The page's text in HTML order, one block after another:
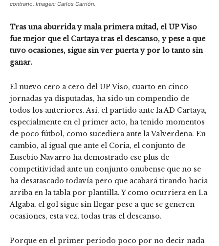
contrario. Imagen: Carlos Carrión.
Tras una aburrida y mala primera mitad, el UP Viso
fue mejor que el Cartaya tras el descanso, y pese a que
tuvo ocasiones, sigue sin ver puerta y por lo tanto sin
ganar.
El nuevo cero a cero del UP Viso, cuarto en cinco
jornadas ya disputadas, ha sido un compendio de
todos los anteriores. Así, el partido ante la AD Cartaya,
especialmente en el primer acto, ha tenido momentos
de poco fútbol, como sucediera ante la Valverdeña. En
cambio, al igual que ante el Coria, el conjunto de
Eusebio Navarro ha demostrado ese plus de
competitividad ante un conjunto onubense que no se
ha desatascado todavía pero que acabará tirando hacia
arriba en la tabla por plantilla. Y como ocurriera en La
Algaba, el gol sigue sin llegar pese a que se generen
ocasiones, esta vez, todas tras el descanso.
Porque en el primer periodo poco por no decir nada